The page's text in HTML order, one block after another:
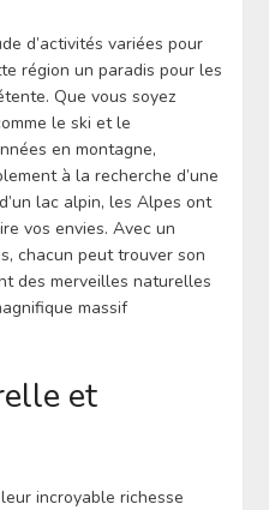
d’activités variées pour
région un paradis pour les
Que vous soyez
le ski et le
en montagne,
à la recherche d’une
lac alpin, les Alpes ont
vos envies. Avec un
chacun peut trouver son
des merveilles naturelles
massif
et
incroyable richesse